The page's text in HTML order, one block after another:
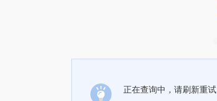
正在查询中，请刷新重试